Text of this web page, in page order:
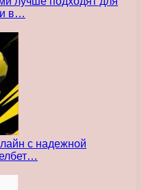
в…
с надежной